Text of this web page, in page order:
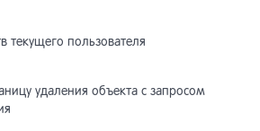
текущего пользователя
удаления объекта с запросом